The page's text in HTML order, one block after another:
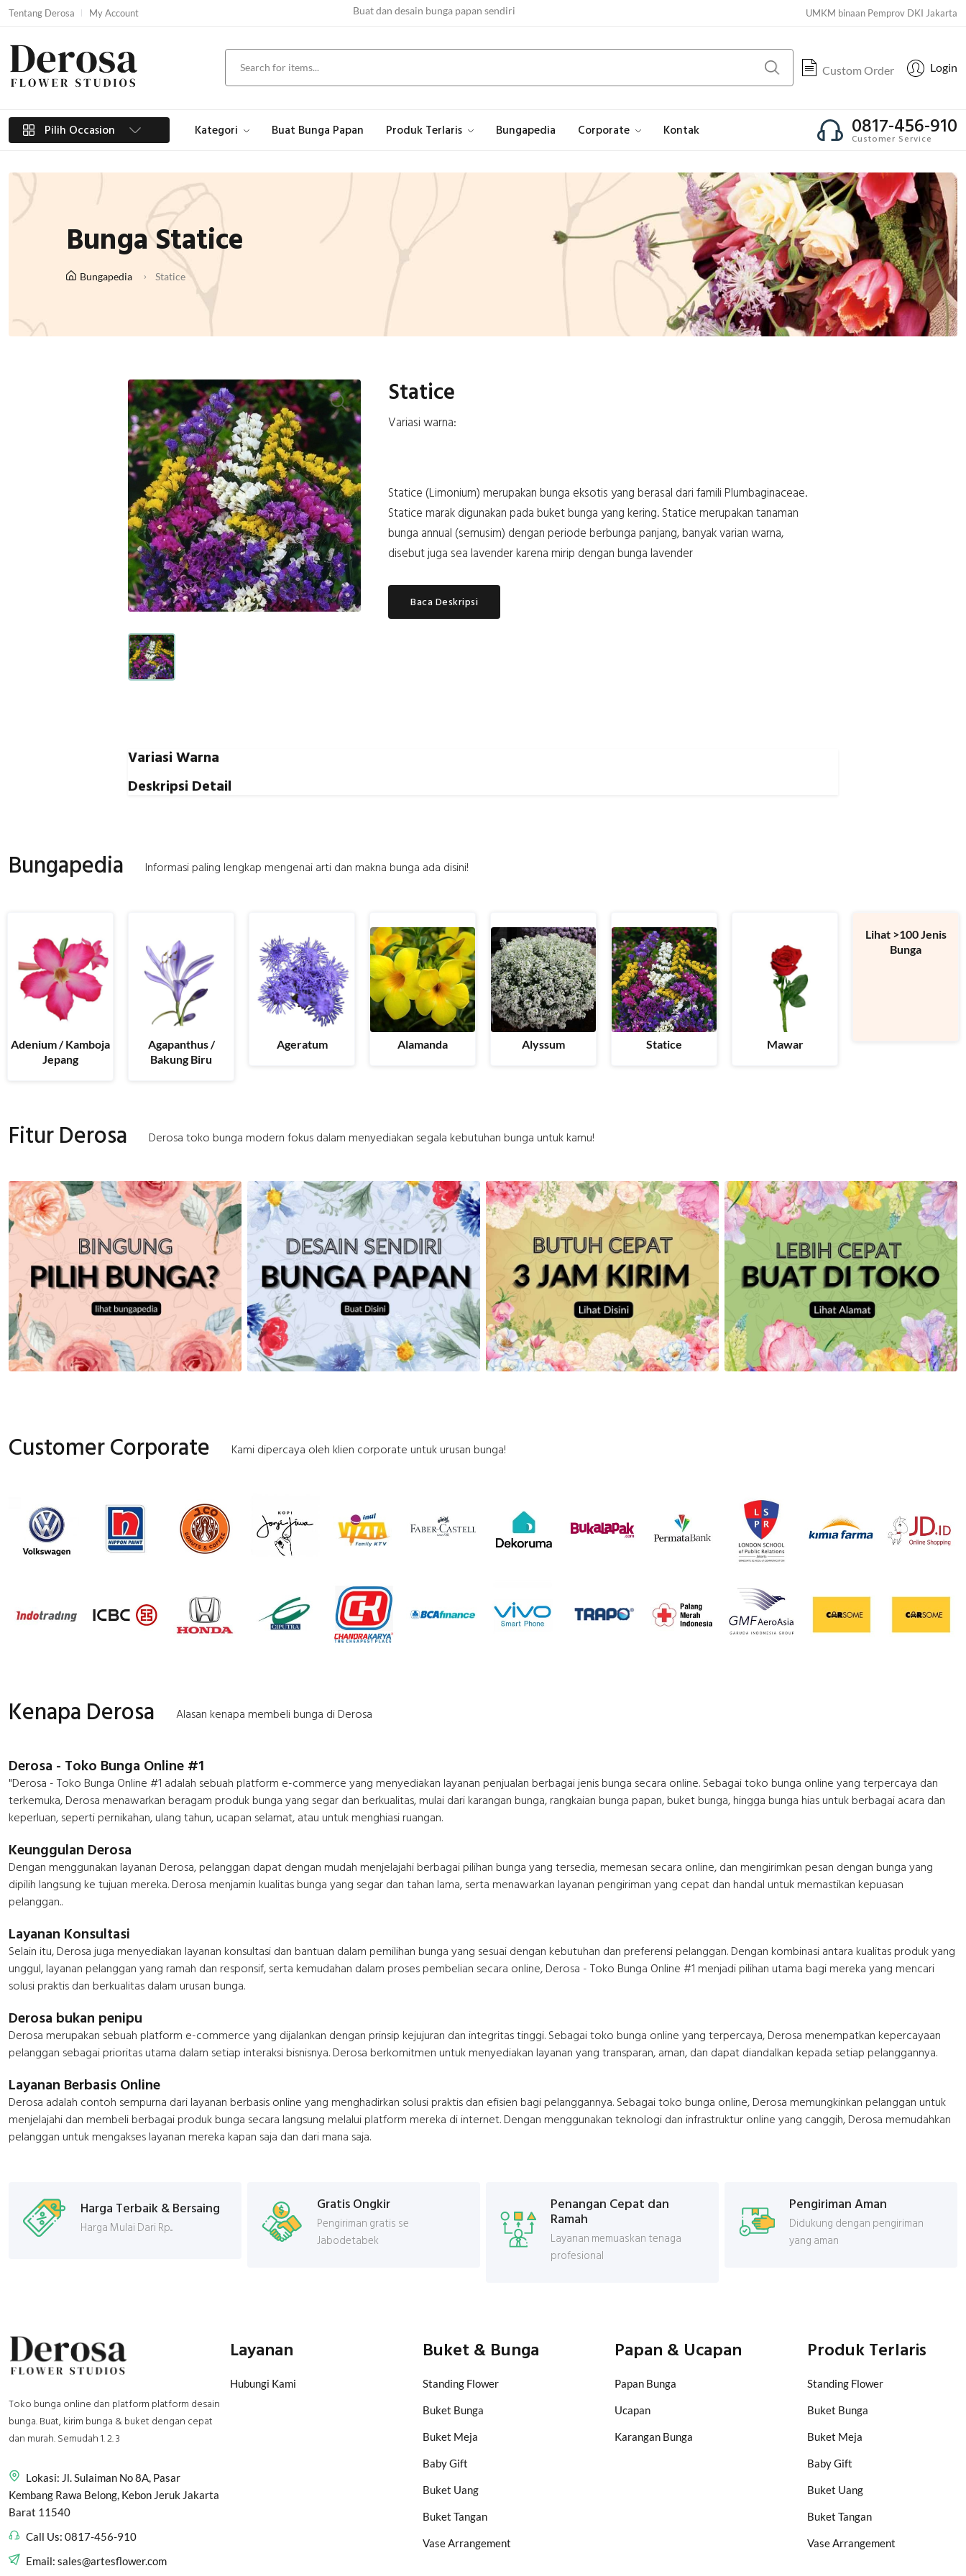
Tentang Derosa My Account
Buat dan desain bunga papan sendiri
UMKM binaan Pemprov DKI Jakarta
Custom Order Login
Pilih Occasion Kategori Buat Bunga Papan Produk Terlaris Bungapedia Corporate Kontak 0817-456-910
Customer Service
Bunga Statice
Bungapedia Statice
Statice
Variasi warna:
Statice (Limonium) merupakan bunga eksotis yang berasal dari famili Plumbaginaceae.
Statice marak digunakan pada buket bunga yang kering. Statice merupakan tanaman
bunga annual (semusim) dengan periode berbunga panjang, banyak varian warna,
disebut juga sea lavender karena mirip dengan bunga lavender
Baca Deskripsi
Variasi Warna
Deskripsi Detail
Bungapedia Informasi paling lengkap mengenai arti dan makna bunga ada disini!
Adenium / Kamboja
Jepang
Agapanthus /
Bakung Biru
Ageratum Alamanda Alyssum Statice Mawar
Lihat >100 Jenis
Bunga
Fitur Derosa Derosa toko bunga modern fokus dalam menyediakan segala kebutuhan bunga untuk kamu!
Customer Corporate Kami dipercaya oleh klien corporate untuk urusan bunga!
Kenapa Derosa Alasan kenapa membeli bunga di Derosa
Derosa - Toko Bunga Online #1
"Derosa - Toko Bunga Online #1 adalah sebuah platform e-commerce yang menyediakan layanan penjualan berbagai jenis bunga secara online. Sebagai toko bunga online yang terpercaya dan
terkemuka, Derosa menawarkan beragam produk bunga yang segar dan berkualitas, mulai dari karangan bunga, rangkaian bunga papan, buket bunga, hingga bunga hias untuk berbagai acara dan
keperluan, seperti pernikahan, ulang tahun, ucapan selamat, atau untuk menghiasi ruangan.
Keunggulan Derosa
Dengan menggunakan layanan Derosa, pelanggan dapat dengan mudah menjelajahi berbagai pilihan bunga yang tersedia, memesan secara online, dan mengirimkan pesan dengan bunga yang
dipilih langsung ke tujuan mereka. Derosa menjamin kualitas bunga yang segar dan tahan lama, serta menawarkan layanan pengiriman yang cepat dan handal untuk memastikan kepuasan
pelanggan..
Layanan Konsultasi
Selain itu, Derosa juga menyediakan layanan konsultasi dan bantuan dalam pemilihan bunga yang sesuai dengan kebutuhan dan preferensi pelanggan. Dengan kombinasi antara kualitas produk yang
unggul, layanan pelanggan yang ramah dan responsif, serta kemudahan dalam proses pembelian secara online, Derosa - Toko Bunga Online #1 menjadi pilihan utama bagi mereka yang mencari
solusi praktis dan berkualitas dalam urusan bunga.
Derosa bukan penipu
Derosa merupakan sebuah platform e-commerce yang dijalankan dengan prinsip kejujuran dan integritas tinggi. Sebagai toko bunga online yang terpercaya, Derosa menempatkan kepercayaan
pelanggan sebagai prioritas utama dalam setiap interaksi bisnisnya. Derosa berkomitmen untuk menyediakan layanan yang transparan, aman, dan dapat diandalkan kepada setiap pelanggannya.
Layanan Berbasis Online
Derosa adalah contoh sempurna dari layanan berbasis online yang menghadirkan solusi praktis dan efisien bagi pelanggannya. Sebagai toko bunga online, Derosa memungkinkan pelanggan untuk
menjelajahi dan membeli berbagai produk bunga secara langsung melalui platform mereka di internet. Dengan menggunakan teknologi dan infrastruktur online yang canggih, Derosa memudahkan
pelanggan untuk mengakses layanan mereka kapan saja dan dari mana saja.
Harga Terbaik & Bersaing
Harga Mulai Dari Rp...
Gratis Ongkir
Pengiriman gratis se
Jabodetabek
Penangan Cepat dan
Ramah
Layanan memuaskan tenaga
profesional
Pengiriman Aman
Didukung dengan pengiriman
yang aman
Toko bunga online dan platform platform desain
bunga. Buat, kirim bunga & buket dengan cepat
dan murah. Semudah 1. 2. 3
Lokasi: Jl. Sulaiman No 8A, Pasar
Kembang Rawa Belong, Kebon Jeruk Jakarta
Barat 11540
Call Us: 0817-456-910
Email: sales@artesflower.com
Layanan
Hubungi Kami
Buket & Bunga
Standing Flower
Buket Bunga
Buket Meja
Baby Gift
Buket Uang
Buket Tangan
Vase Arrangement
Papan & Ucapan
Papan Bunga
Ucapan
Karangan Bunga
Produk Terlaris
Standing Flower
Buket Bunga
Buket Meja
Baby Gift
Buket Uang
Buket Tangan
Vase Arrangement